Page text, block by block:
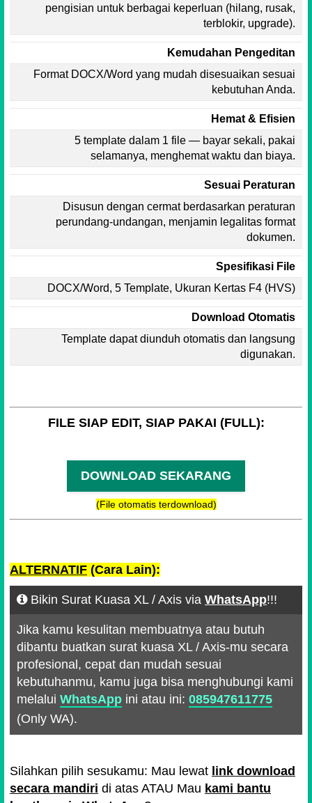
pengisian untuk berbagai keperluan (hilang, rusak,
terblokir, upgrade).
Kemudahan Pengeditan
Format DOCX/Word yang mudah disesuaikan sesuai
kebutuhan Anda.
Hemat & Efisien
5 template dalam 1 file — bayar sekali, pakai
selamanya, menghemat waktu dan biaya.
Sesuai Peraturan
Disusun dengan cermat berdasarkan peraturan
perundang-undangan, menjamin legalitas format
dokumen.
Spesifikasi File
DOCX/Word, 5 Template, Ukuran Kertas F4 (HVS)
Download Otomatis
Template dapat diunduh otomatis dan langsung
digunakan.
FILE SIAP EDIT, SIAP PAKAI (FULL):
DOWNLOAD SEKARANG
(File otomatis terdownload)
ALTERNATIF (Cara Lain):
Bikin Surat Kuasa XL / Axis via WhatsApp!!!
Jika kamu kesulitan membuatnya atau butuh
dibantu buatkan surat kuasa XL / Axis-mu secara
profesional, cepat dan mudah sesuai
kebutuhanmu, kamu juga bisa menghubungi kami
melalui WhatsApp ini atau ini: 085947611775
(Only WA).
Silahkan pilih sesukamu: Mau lewat link download
secara mandiri di atas ATAU Mau kami bantu